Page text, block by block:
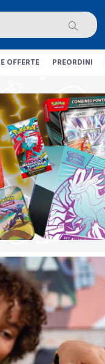
OFFERTE PREORDINI